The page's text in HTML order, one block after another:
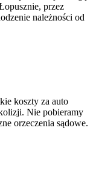
przez
należności od
koszty za auto
Nie pobieramy
orzeczenia sądowe.